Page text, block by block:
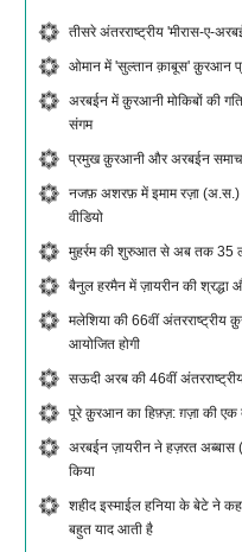
तीसरे अंतरराष्ट्रीय 'मीरास-ए-
ओमान में 'सुल्तान क़ाबूस' क़ुरआन
अरबईन में क़ुरआनी मोकिबों की
संगम
प्रमुख क़ुरआनी और अरबईन
नजफ़ अशरफ़ में इमाम रज़ा (अ.स.)
वीडियो
मुहर्रम की शुरुआत से अब तक 35
बैनुल हरमैन में ज़ायरीन की
मलेशिया की 66वीं
आयोजित होगी
सऊदी अरब की 46वीं
पूरे क़ुरआन का हिफ़्ज़: ग़ज़ा की एक
अरबईन ज़ायरीन ने हज़रत अब्बास
किया
शहीद इस्माईल हनिया के बेटे ने
बहुत याद आती है